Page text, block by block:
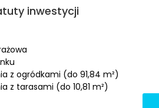
inwestycji
z ogródkami (do 91,84 m²)
z tarasami (do 10,81 m²)